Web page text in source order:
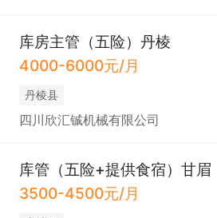
库房主管（五险）丹棱
4000-6000元/月
丹棱县
四川欣汇铖机械有限公司
库管（五险+提供食宿）甘眉
3500-4500元/月